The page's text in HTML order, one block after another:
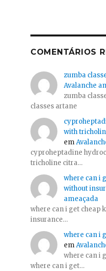
COMENTÁRIOS
zumba
Avalanche
zumba
classes artane
with
em
cyproheptadine
tricholine citra…
where can i
without
ameaçada
where can i get cheap
insurance…
where can i
em
where can i
where can i get…